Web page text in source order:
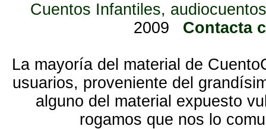
Cuentos Infantiles,
2009
Contacta
La mayoría del material de
usuarios, proveniente del
alguno del material expuesto
rogamos que nos lo